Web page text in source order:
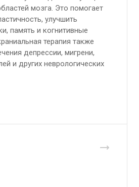
мозга. Это помогает
улучшить
память и когнитивные
терапия также
депрессии, мигрени,
и других неврологических